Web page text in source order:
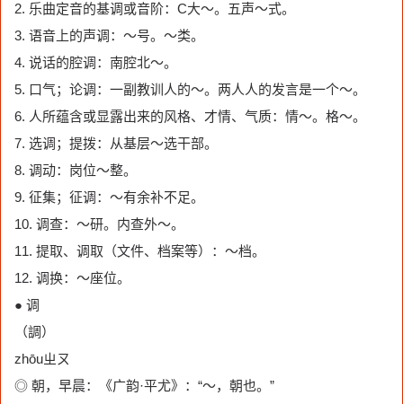
2. 乐曲定音的基调或音阶：C大～。五声～式。
3. 语音上的声调：～号。～类。
4. 说话的腔调：南腔北～。
5. 口气；论调：一副教训人的～。两人人的发言是一个～。
6. 人所蕴含或显露出来的风格、才情、气质：情～。格～。
7. 选调；提拨：从基层～选干部。
8. 调动：岗位～整。
9. 征集；征调：～有余补不足。
10. 调查：～研。内查外～。
11. 提取、调取（文件、档案等）：～档。
12. 调换：～座位。
● 调
（調）
zhōuㄓㄡ
◎ 朝，早晨：《广韵·平尤》：“～，朝也。”